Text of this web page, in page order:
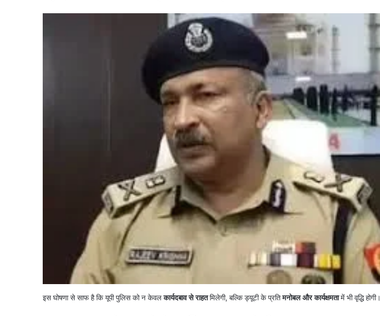
इस घोषणा से साफ है कि यूपी पुलिस को न केवलकार्यदबाव से राहतमिलेगी, बल्कि ड्यूटी के प्रतिमनोबल और कार्यक्षमतामें भी वृद्धि होगी।